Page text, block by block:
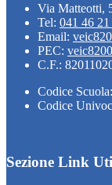
Via Matteotti,
Tel: 041 46 21
Email:
PEC:
C.F.:
Codice
Codice
Sezione Link